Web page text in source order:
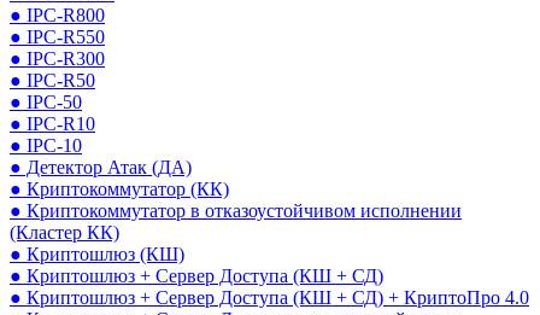
● IPC-R800
● IPC-R550
● IPC-R300
● IPC-R50
● IPC-50
● IPC-R10
● IPC-10
● Детектор Атак (ДА)
● Криптокоммутатор (КК)
● Криптокоммутатор в отказоустойчивом исполнении
(Кластер КК)
● Криптошлюз (КШ)
● Криптошлюз + Сервер Доступа (КШ + СД)
● Криптошлюз + Сервер Доступа (КШ + СД) + КриптоПро 4.0